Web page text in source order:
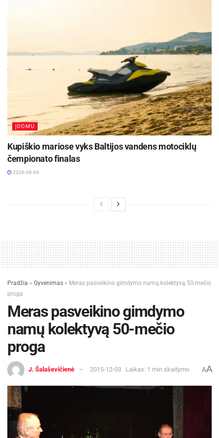
ĮDOMU
Kupiškio mariose vyks Baltijos vandens motociklų
čempionato finalas
2026-08-04
Pradžia » Gyvenimas » Meras pasveikino gimdymo namų kolektyvą 50-mečio
proga
Meras pasveikino gimdymo
namų kolektyvą 50-mečio
proga
J. Šalaševičienė 2015-12-03 Laikas: 1 min skaitymo AA